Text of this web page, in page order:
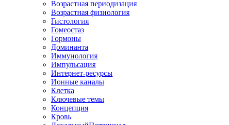
Возрастная периодизация
Возрастная физиология
Гистология
Гомеостаз
Гормоны
Доминанта
Иммунология
Импульсация
Интернет-ресурсы
Ионные каналы
Клетка
Ключевые темы
Концепция
Кровь